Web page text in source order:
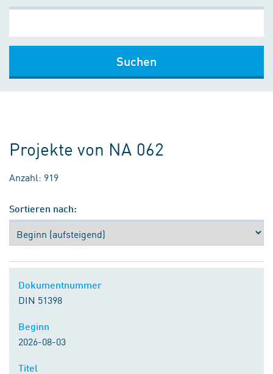
Suchen
Projekte von NA 062
Anzahl: 919
Sortieren nach:
Dokumentnummer
DIN 51398
Beginn
2026-08-03
Titel